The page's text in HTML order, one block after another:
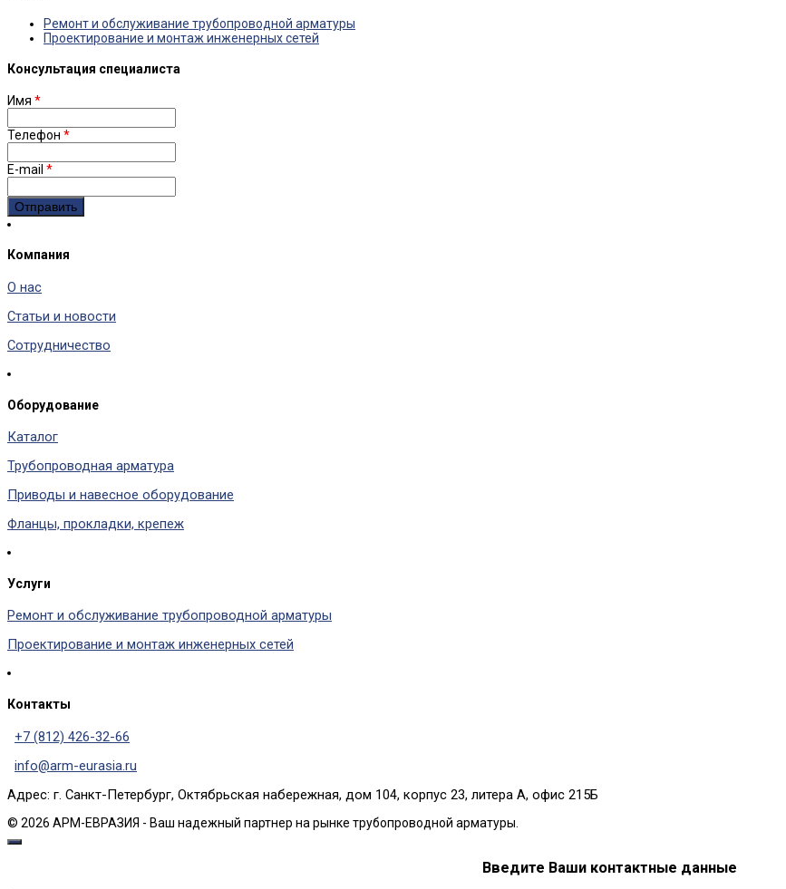
Ремонт и обслуживание трубопроводной арматуры
Проектирование и монтаж инженерных сетей
Консультация специалиста
Имя *
Телефон *
E-mail *
Компания
О нас
Статьи и новости
Сотрудничество
Оборудование
Каталог
Трубопроводная арматура
Приводы и навесное оборудование
Фланцы, прокладки, крепеж
Услуги
Ремонт и обслуживание трубопроводной арматуры
Проектирование и монтаж инженерных сетей
Контакты
+7 (812) 426-32-66
info@arm-eurasia.ru
Адрес: г. Санкт-Петербург, Октябрьская набережная, дом 104, корпус 23, литера А, офис 215Б
© 2026 АРМ-ЕВРАЗИЯ - Ваш надежный партнер на рынке трубопроводной арматуры.
Введите Ваши контактные данные